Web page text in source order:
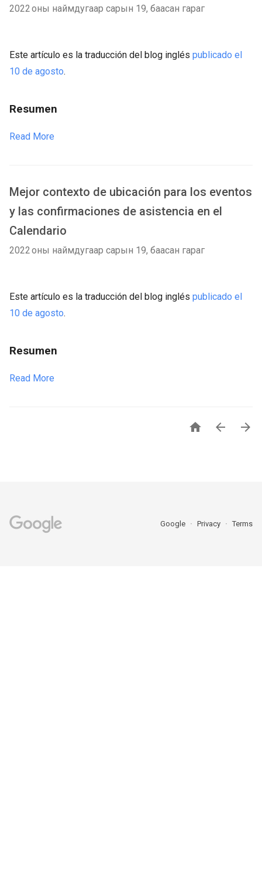
2022 оны наймдугаар сарын 19, баасан гараг
Este artículo es la traducción del blog inglés publicado el
10 de agosto.
Resumen
Read More
Mejor contexto de ubicación para los eventos
y las confirmaciones de asistencia en el
Calendario
2022 оны наймдугаар сарын 19, баасан гараг
Este artículo es la traducción del blog inglés publicado el
10 de agosto.
Resumen
Read More
  
Google Privacy Terms